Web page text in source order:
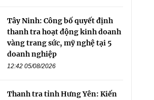
Tây Ninh: Công bố quyết định
thanh tra hoạt động kinh doanh
vàng trang sức, mỹ nghệ tại 5
doanh nghiệp
12:42 05/08/2026
Thanh tra tỉnh Hưng Yên: Kiến